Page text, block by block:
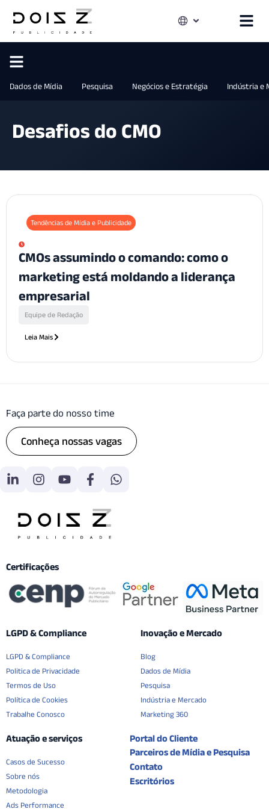
Dados de Mídia Pesquisa Negócios e Estratégia Indústria e
Desafios do CMO
Tendências de Mídia e Publicidade
CMOs assumindo o comando: como o
marketing está moldando a liderança
empresarial
Equipe de Redação
Leia Mais
Faça parte do nosso time
Conheça nossas vagas
Certificações
LGPD & Compliance
LGPD & Compliance
Politica de Privacidade
Termos de Uso
Política de Cookies
Trabalhe Conosco
Inovação e Mercado
Blog
Dados de Mídia
Pesquisa
Indústria e Mercado
Marketing 360
Atuação e serviços
Casos de Sucesso
Sobre nós
Metodologia
Ads Performance
Portal do Cliente
Parceiros de Mídia e Pesquisa
Contato
Escritórios